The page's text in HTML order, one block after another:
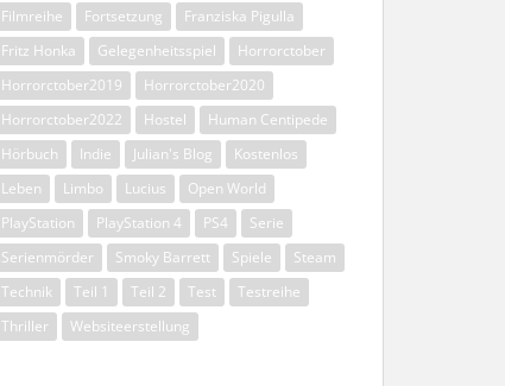
Filmreihe
Fortsetzung
Franziska Pigulla
Fritz Honka
Gelegenheitsspiel
Horrorctober
Horrorctober2019
Horrorctober2020
Horrorctober2022
Hostel
Human Centipede
Hörbuch
Indie Julian's Blog
Kostenlos
Leben
Limbo Lucius
Open World
PlayStation
PlayStation 4 PS4
Serie
Serienmörder
Smoky Barrett Spiele
Steam
Technik
Teil 1 Teil 2 Test
Testreihe
Thriller
Websiteerstellung